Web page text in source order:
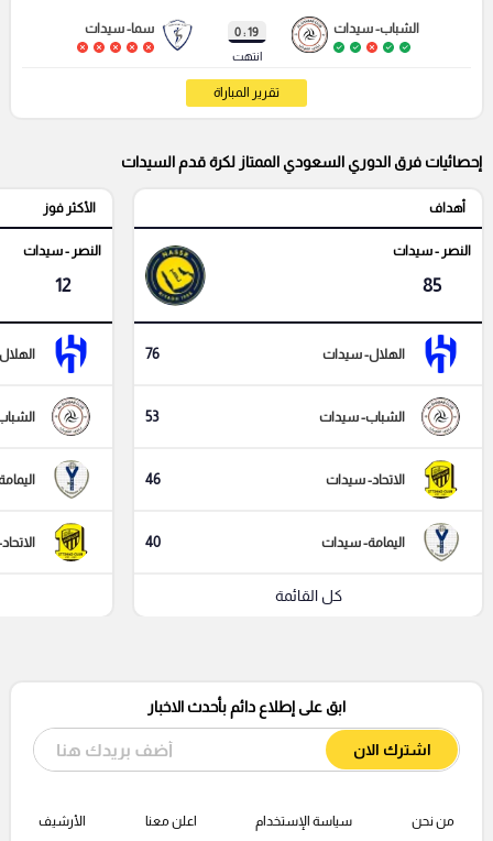
الشباب- سيدات
19 : 0
انتهت
سما- سيدات
تقرير المباراة
إحصائيات فرق الدوري السعودي الممتاز لكرة قدم السيدات
أهداف
النصر - سيدات
85
الهلال- سيدات 76
الشباب- سيدات 53
الاتحاد- سيدات 46
اليمامة- سيدات 40
كل القائمة
الأكثر فوز
النصر - سيدات
12
ابق على إطلاع دائم بأحدث الاخبار
اشترك الان
من نحن سياسة الإستخدام اعلن معنا الأرشيف